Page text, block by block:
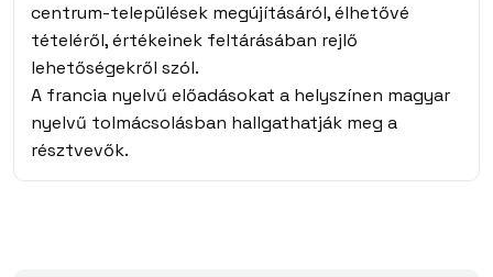
centrum-települések megújításáról, élhetővé
tételéről, értékeinek feltárásában rejlő
lehetőségekről szól.
A francia nyelvű előadásokat a helyszínen magyar
nyelvű tolmácsolásban hallgathatják meg a
résztvevők.